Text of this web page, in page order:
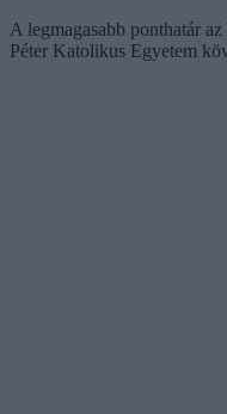
A legmagasabb ponthatár
Péter Katolikus Egyetem